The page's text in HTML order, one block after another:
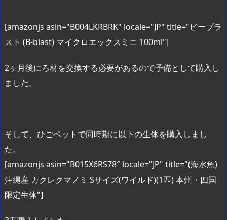
[amazonjs asin="B004LKRBRK" locale="JP" title="ビーブラ
スト (B-blast) マイクロエックスミニ 100ml"]
2ヶ月後にろ材を交換する必要があるので予備として購入し
ました。
そして、ひごペットで同時期に以下の生体を購入しまし
た。
[amazonjs asin="B015X6RS78″ locale="JP" title="(海水魚)
沖縄産 カクレクマノミ Sサイズ(ワイルド)(1匹) 本州・四国
限定生体"]